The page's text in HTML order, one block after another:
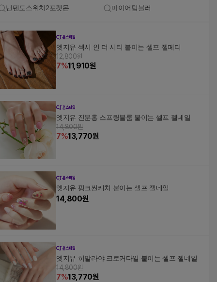
닌텐도스위치2포켓몬 마이어텀블러
엣지유 섹시 인 더 시티 붙이는 셀프 젤페디
12,800원
7%11,910원
엣지유 진분홍 스프링블룸 붙이는 셀프 젤네일
14,800원
7%13,770원
엣지유 핑크썬캐처 붙이는 셀프 젤네일
14,800원
엣지유 히말라야 크로커다일 붙이는 셀프 젤네일
14,800원
7%13,770원